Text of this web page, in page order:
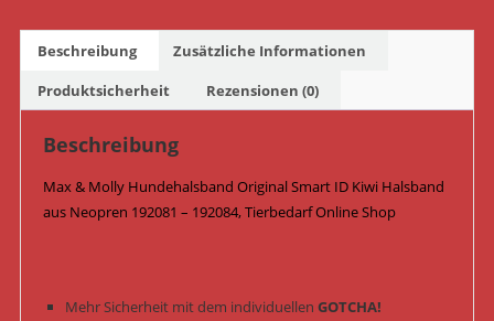
Neopren
192081
192084
Menge
Beschreibung
Zusätzliche Informationen
Produktsicherheit
Rezensionen (0)
Beschreibung
Max & Molly Hundehalsband Original Smart ID Kiwi Halsband
aus Neopren 192081 – 192084, Tierbedarf Online Shop
Mehr Sicherheit mit dem individuellen GOTCHA!